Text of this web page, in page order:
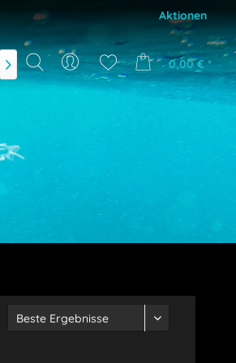
Aktionen
0,00 € *
NEU DEALS
